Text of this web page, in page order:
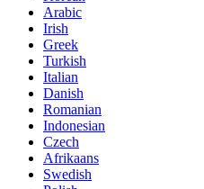
Arabic
Irish
Greek
Turkish
Italian
Danish
Romanian
Indonesian
Czech
Afrikaans
Swedish